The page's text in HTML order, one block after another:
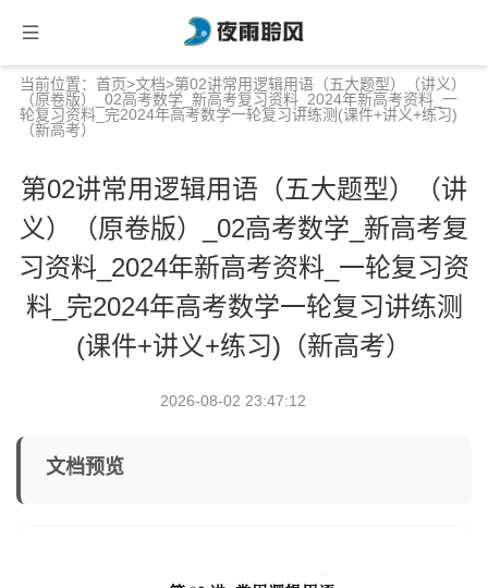
当前位置： 首页>文档>第02讲常用逻辑用语（五大题型）（讲义）
（原卷版）_02高考数学_新高考复习资料_2024年新高考资料_一
轮复习资料_完2024年高考数学一轮复习讲练测(课件+讲义+练习)
（新高考）
第02讲常用逻辑用语（五大题型）（讲
义）（原卷版）_02高考数学_新高考复
习资料_2024年新高考资料_一轮复习资
料_完2024年高考数学一轮复习讲练测
(课件+讲义+练习)（新高考）
2026-08-02 23:47:12
文档预览